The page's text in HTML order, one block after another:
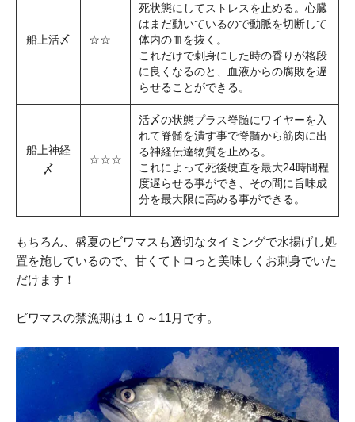
船上活〆 ☆☆
死状態にしてストレスを止める。心臓
はまだ動いているので動脈を切断して
体内の血を抜く。
これだけで刺身にした時の香りが格段
に良くなるのと、血液からの腐敗を遅
らせることができる。
船上神経
〆
☆☆☆
活〆の状態プラス脊髄にワイヤーを入
れて脊髄を潰す事で脊髄から筋肉に出
る神経伝達物質を止める。
これによって死後硬直を最大24時間程
度遅らせる事ができ、その間に旨味成
分を最大限に高める事ができる。
もちろん、盛夏のビワマスも適切なタイミングで水揚げし処
置を施しているので、甘くてトロっと美味しくお刺身でいた
だけます！
ビワマスの禁漁期は１０～11月です。